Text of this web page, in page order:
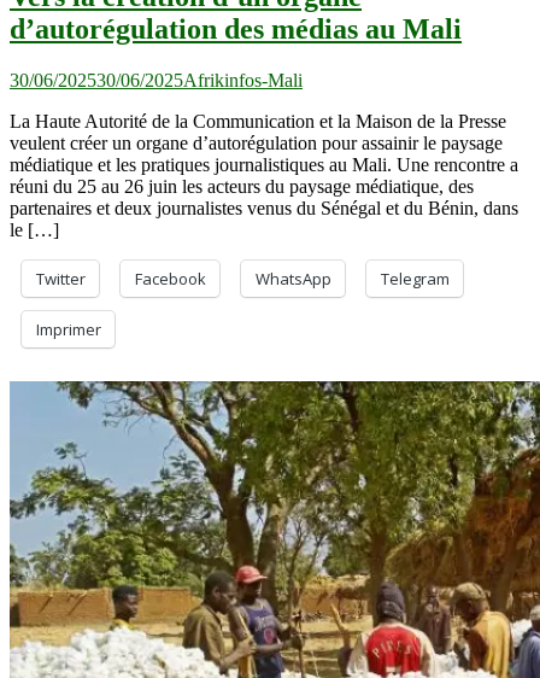
d’autorégulation des médias au Mali
30/06/202530/06/2025Afrikinfos-Mali
La Haute Autorité de la Communication et la Maison de la Presse
veulent créer un organe d’autorégulation pour assainir le paysage
médiatique et les pratiques journalistiques au Mali. Une rencontre a
réuni du 25 au 26 juin les acteurs du paysage médiatique, des
partenaires et deux journalistes venus du Sénégal et du Bénin, dans
le […]
Twitter Facebook WhatsApp Telegram
Imprimer